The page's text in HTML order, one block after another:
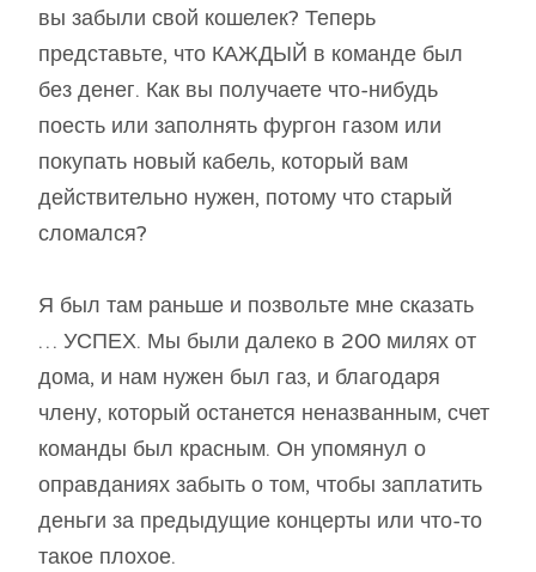
вы забыли свой кошелек? Теперь
представьте, что КАЖДЫЙ в команде был
без денег. Как вы получаете что-нибудь
поесть или заполнять фургон газом или
покупать новый кабель, который вам
действительно нужен, потому что старый
сломался?
Я был там раньше и позвольте мне сказать
… УСПЕХ. Мы были далеко в 200 милях от
дома, и нам нужен был газ, и благодаря
члену, который останется неназванным, счет
команды был красным. Он упомянул о
оправданиях забыть о том, чтобы заплатить
деньги за предыдущие концерты или что-то
такое плохое.